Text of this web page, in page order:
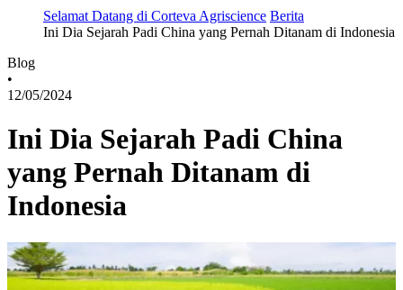
Selamat Datang di Corteva Agriscience Berita
Ini Dia Sejarah Padi China yang Pernah Ditanam di Indonesia
Blog
•
12/05/2024
Ini Dia Sejarah Padi China
yang Pernah Ditanam di
Indonesia